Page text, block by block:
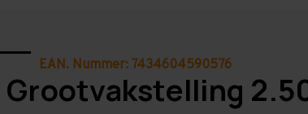
EAN. Nummer: 7434604590576
Grootvakstelling